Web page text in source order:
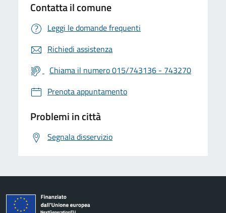
Contatta il comune
Leggi le domande frequenti
Richiedi assistenza
Chiama il numero 015/743136 - 743270
Prenota appuntamento
Problemi in città
Segnala disservizio